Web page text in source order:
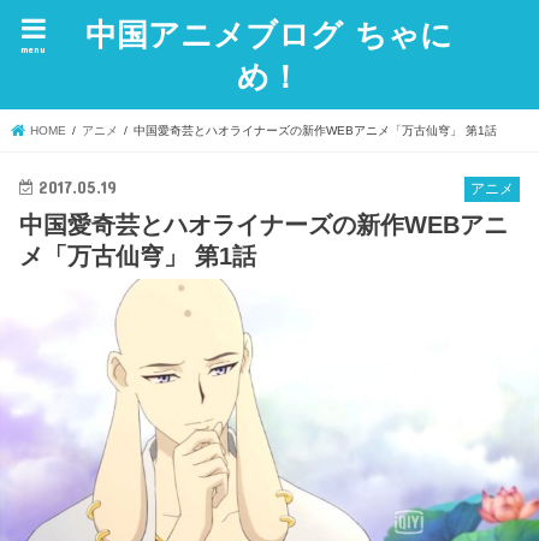
中国アニメブログ ちゃに
め！
menu
HOME アニメ 中国愛奇芸とハオライナーズの新作WEBアニメ「万古仙穹」 第1話
アニメ
2017.05.19
中国愛奇芸とハオライナーズの新作WEBアニ
メ「万古仙穹」 第1話